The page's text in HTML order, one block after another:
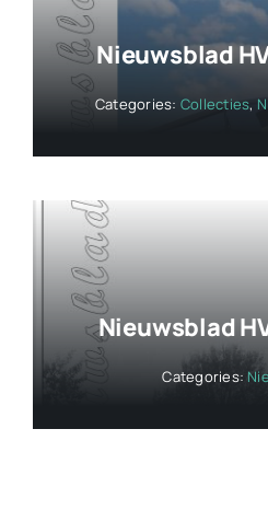
Nieuwsblad
Categories: Collecties,
Nieuwsblad
Categories: